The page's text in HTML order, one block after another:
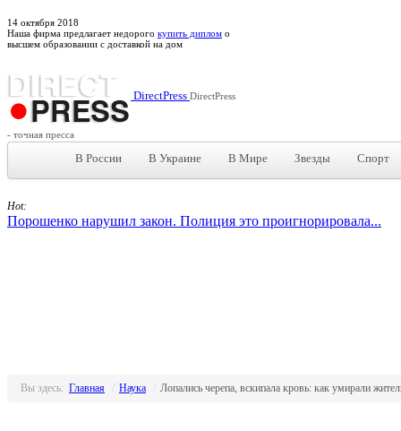
14 октября 2018
Наша фирма предлагает недорого купить диплом о
высшем образовании с доставкой на дом
DirectPress DirectPress
- точная пресса
В России В Украине В Мире Звезды Спорт
Hot:
Порошенко нарушил закон. Полиция это проигнорировала...
Вы здесь: Главная Наука Лопались черепа, вскипала кровь: как умирали